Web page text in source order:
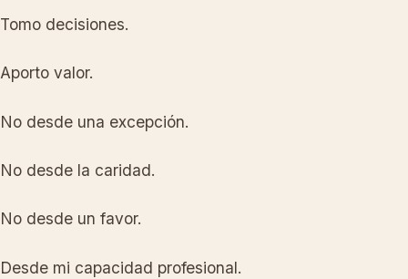
Tomo decisiones.
Aporto valor.
No desde una excepción.
No desde la caridad.
No desde un favor.
Desde mi capacidad profesional.